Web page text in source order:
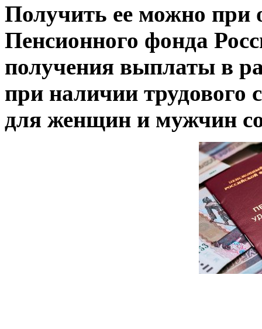
Получить ее можно при
Пенсионного фонда
получения выплаты в
при наличии трудового
для женщин и мужчин